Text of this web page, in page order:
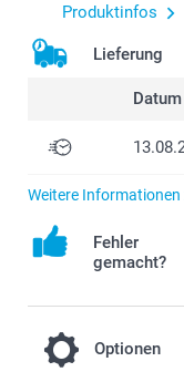
Produktinfos
Lieferung
Datum
Weitere
Fehler
gemacht?
Optionen